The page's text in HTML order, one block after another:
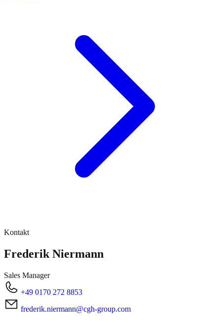
Kontakt
Frederik Niermann
Sales Manager
+49 0170 272 8853
frederik.niermann@cgh-group.com